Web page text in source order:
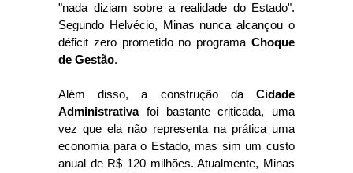
"nada diziam sobre a realidade do Estado".
Segundo Helvécio, Minas nunca alcançou o
déficit zero prometido no programa Choque
de Gestão.
Além disso, a construção da Cidade
Administrativafoi bastante criticada, uma
vez que ela não representa na prática uma
economia para o Estado, mas sim um custo
anual de R$ 120 milhões. Atualmente, Minas